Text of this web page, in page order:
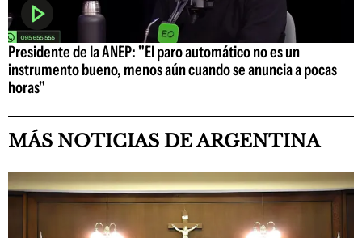
Presidente de la ANEP: "El paro automático no es un
instrumento bueno, menos aún cuando se anuncia a pocas
horas"
MÁS NOTICIAS DE ARGENTINA